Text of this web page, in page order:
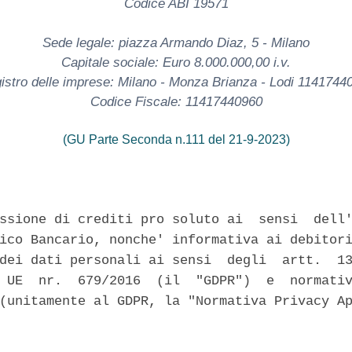
Codice ABI 19571
Sede legale: piazza Armando Diaz, 5 - Milano
Capitale sociale: Euro 8.000.000,00 i.v.
delle imprese: Milano - Monza Brianza - Lodi
Codice Fiscale: 11417440960
(GU Parte Seconda n.111 del 21-9-2023)